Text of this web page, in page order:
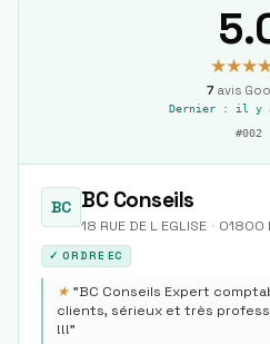
7 avis
Dernier : il y
#002
BC BC Conseils
18 RUE DE L EGLISE · 01800
✓ ORDRE EC
★ "BC Conseils Expert
clients, sérieux et très
!!!"